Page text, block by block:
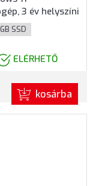
3 év helyszíni
SSD
ELÉRHETŐ
kosárba